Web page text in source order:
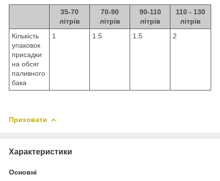
35-70
літрів
70-90
літрів
90-110
літрів
110 - 130
літрів
Кількість
упаковок
присадки
на обсяг
паливного
бака
1 1.5 1.5 2
Приховати
Характеристики
Основні